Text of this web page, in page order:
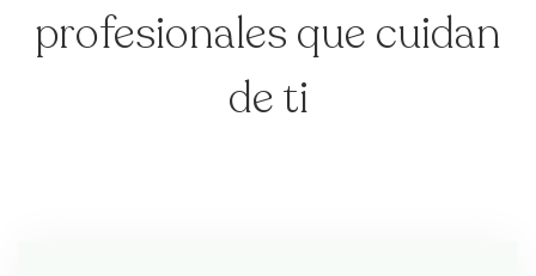
profesionales que cuidan
de ti